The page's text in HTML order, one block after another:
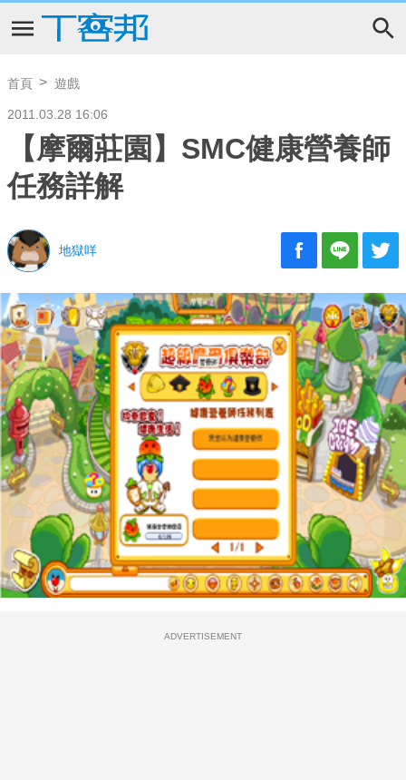
首頁 遊戲
2011.03.28 16:06
【摩爾莊園】SMC健康營養師
任務詳解
地獄咩
ADVERTISEMENT